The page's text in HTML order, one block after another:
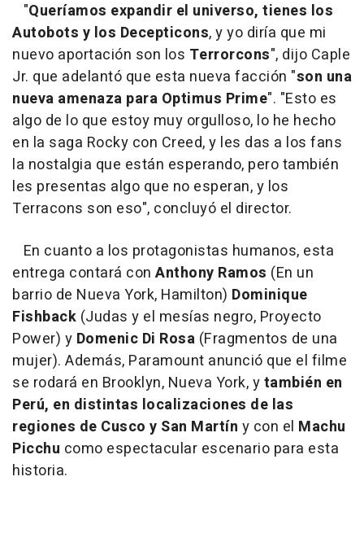
"Queríamos expandir el universo, tienes los
Autobots y los Decepticons, y yo diría que mi
nuevo aportación son los Terrorcons", dijo Caple
Jr. que adelantó que esta nueva facción "son una
nueva amenaza para Optimus Prime". "Esto es
algo de lo que estoy muy orgulloso, lo he hecho
en la saga Rocky con Creed, y les das a los fans
la nostalgia que están esperando, pero también
les presentas algo que no esperan, y los
Terracons son eso", concluyó el director.
En cuanto a los protagonistas humanos, esta
entrega contará con Anthony Ramos (En un
barrio de Nueva York, Hamilton) Dominique
Fishback (Judas y el mesías negro, Proyecto
Power) y Domenic Di Rosa (Fragmentos de una
mujer). Además, Paramount anunció que el filme
se rodará en Brooklyn, Nueva York, ytambién en
Perú, en distintas localizaciones de las
regiones de Cusco y San Martín y con el Machu
Picchu como espectacular escenario para esta
historia.